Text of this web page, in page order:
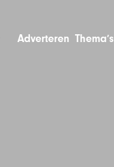
Adverteren Thema’s